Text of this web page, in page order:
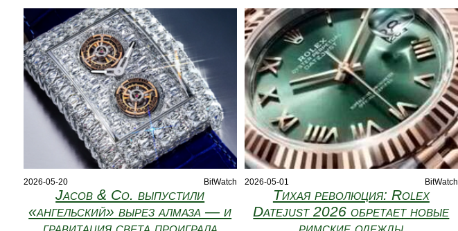
2026-05-20 BitWatch
Jacob & Co. выпустили
«ангельский» вырез алмаза — и
гравитация света проиграла
2026-05-01 BitWatch
Тихая революция: Rolex
Datejust 2026 обретает новые
римские одежды